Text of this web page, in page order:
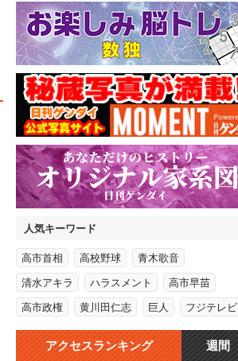
人気キーワード
高市首相 高校野球 青木歌音
清水アキラ ハラスメント 高市早苗
高市政権 黄川田仁志 巨人 フジテレビ
アクセスランキング 週間